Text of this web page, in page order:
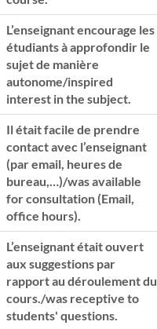
L’enseignant encourage les
étudiants à approfondir le
sujet de manière
autonome/inspired
interest in the subject.
Il était facile de prendre
contact avec l’enseignant
(par email, heures de
bureau,…)/was available
for consultation (Email,
office hours).
L’enseignant était ouvert
aux suggestions par
rapport au déroulement du
cours./was receptive to
students' questions.